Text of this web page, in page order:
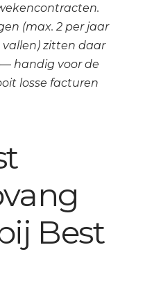
(max. 2 per jaar
zitten daar
handig voor de
losse facturen
Best